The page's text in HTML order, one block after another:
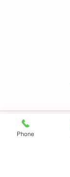
トトロ〜
コメント
Phone